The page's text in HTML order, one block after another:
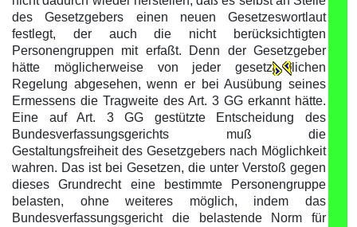
des Gesetzgebers einen neuen Gesetzeswortlaut
festlegt, der auch die nicht berücksichtigten
Personengruppen mit erfaßt. Denn der Gesetzgeber
hätte möglicherweise von jeder gesetz
lichen
Regelung abgesehen, wenn er bei Ausübung seines
Ermessens die Tragweite des Art. 3 GG erkannt hätte.
Eine auf Art. 3 GG gestützte Entscheidung des
Bundesverfassungsgerichts muß die
Gestaltungsfreiheit des Gesetzgebers nach Möglichkeit
wahren. Das ist bei Gesetzen, die unter Verstoß gegen
dieses Grundrecht eine bestimmte Personengruppe
belasten, ohne weiteres möglich, indem das
Bundesverfassungsgericht die belastende Norm für